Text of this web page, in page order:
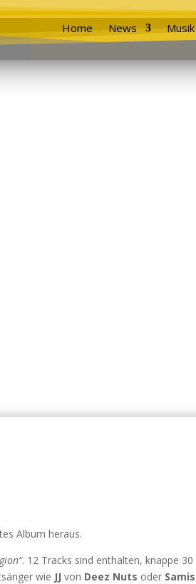
Home News Musik
Album heraus.
. 12 Tracks sind enthalten, knappe 30
wie JJ von Deez Nuts oder Samis